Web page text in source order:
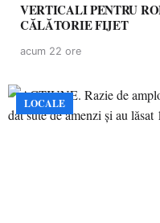
VERTICALI PENTRU
CĂLĂTORIE FIJET
acum 22 ore
LOCALE